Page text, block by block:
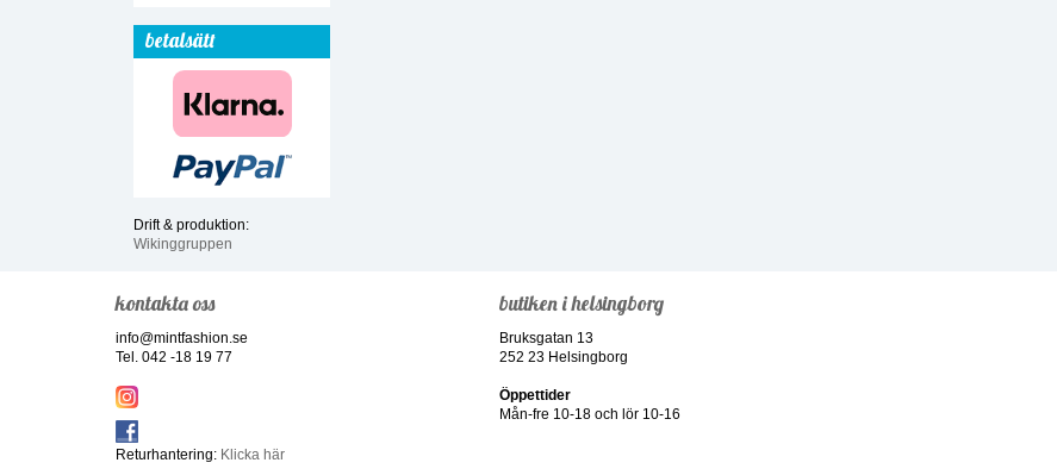
betalsätt
Drift & produktion:
Wikinggruppen
kontakta oss
info@mintfashion.se
Tel. 042 -18 19 77
Returhantering: Klicka här
butiken i helsingborg
Bruksgatan 13
252 23 Helsingborg
Öppettider
Mån-fre 10-18 och lör 10-16